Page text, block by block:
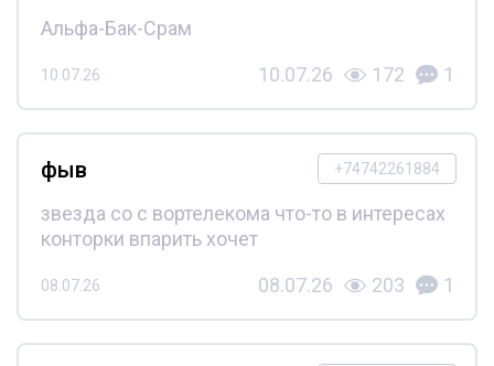
Альфа-Бак-Срам
10.07.26 10.07.26 172 1
+74742261884
фыв
звезда со с вортелекома что-то в интересах
конторки впарить хочет
08.07.26 08.07.26 203 1